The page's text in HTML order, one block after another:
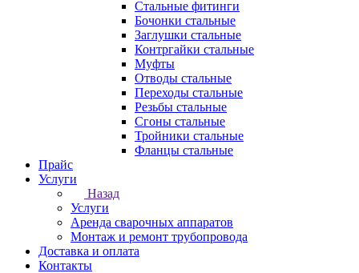
Стальные фитинги
Бочонки стальные
Заглушки стальные
Контргайки стальные
Муфты
Отводы стальные
Переходы стальные
Резьбы стальные
Сгоны стальные
Тройники стальные
Фланцы стальные
Прайс
Услуги
Назад
Услуги
Аренда сварочных аппаратов
Монтаж и ремонт трубопровода
Доставка и оплата
Контакты